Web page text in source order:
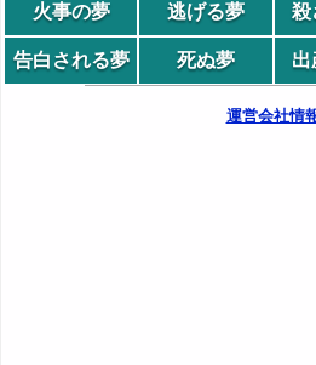
火事の夢 逃げる夢 殺
告白される夢 死ぬ夢 出
運営会社情